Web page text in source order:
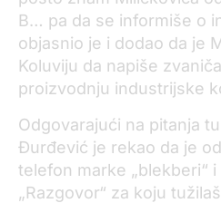
B… pa da se informiše o
objasnio je i dodao da je
Koluviju da napiše
proizvodnju industrijske
Odgovarajući na pitanja
Đurđević je rekao da je
telefon marke „blekberi“
„Razgovor“ za koju